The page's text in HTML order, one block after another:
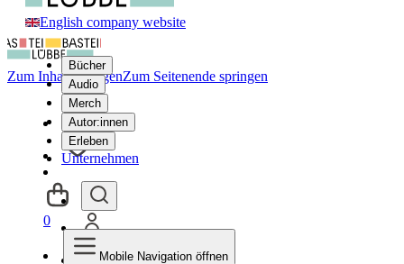
English company website
Bücher
Audio
Merch
Autor:innen
Erleben
Unternehmen
Zum Inhalt springenZum Seitenende springen
0
Mobile Navigation öffnen